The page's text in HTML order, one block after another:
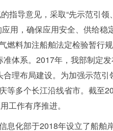
指导意见，采取“先示范引
用，确保应用安全、供给
料加注船舶法定检验暂行
体系。2017年，我部制定
理布局建设。为加强示范
等多个长江沿线省市。截至
工作有序推进。
息化部于2018年设立了船